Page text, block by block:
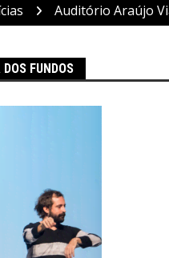
Auditório Araújo
FUNDOS